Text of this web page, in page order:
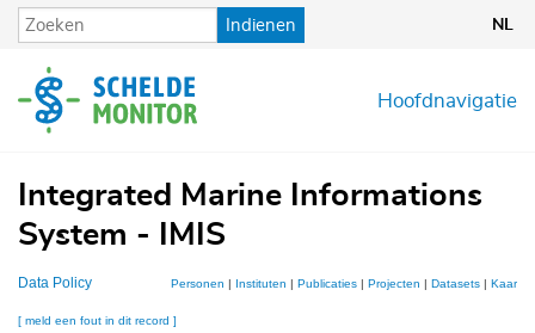
Overslaan
en
de
inhoud
Indienen NL
Hoofdnavigatie
Integrated Marine Informations
System - IMIS
Data Policy Personen | Instituten | Publicaties| Projecten | Datasets| Kaarten
[ meld een fout in dit record ]